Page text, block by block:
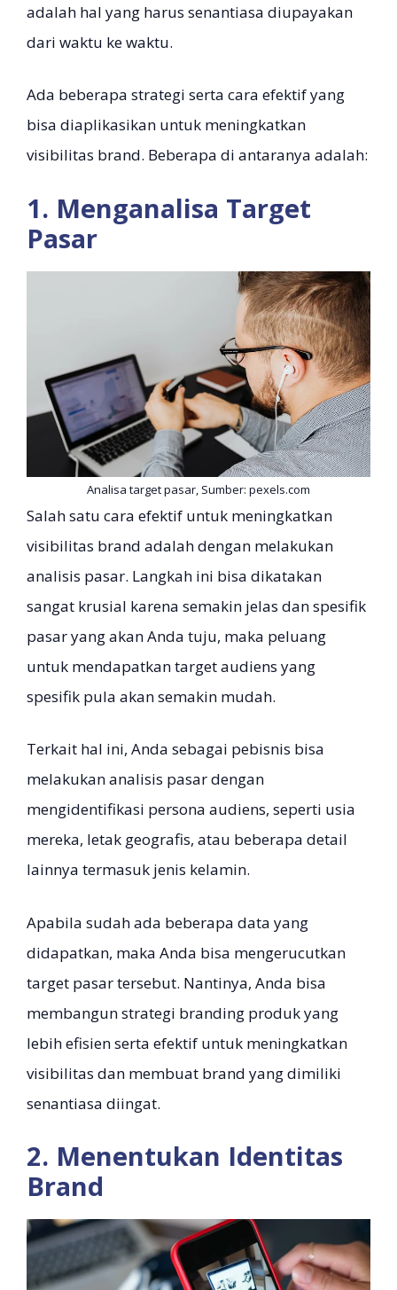
adalah hal yang harus senantiasa diupayakan
dari waktu ke waktu.
Ada beberapa strategi serta cara efektif yang
bisa diaplikasikan untuk meningkatkan
visibilitas brand. Beberapa di antaranya adalah:
1. Menganalisa Target
Pasar
Analisa target pasar, Sumber: pexels.com
Salah satu cara efektif untuk meningkatkan
visibilitas brand adalah dengan melakukan
analisis pasar. Langkah ini bisa dikatakan
sangat krusial karena semakin jelas dan spesifik
pasar yang akan Anda tuju, maka peluang
untuk mendapatkan target audiens yang
spesifik pula akan semakin mudah.
Terkait hal ini, Anda sebagai pebisnis bisa
melakukan analisis pasar dengan
mengidentifikasi persona audiens, seperti usia
mereka, letak geografis, atau beberapa detail
lainnya termasuk jenis kelamin.
Apabila sudah ada beberapa data yang
didapatkan, maka Anda bisa mengerucutkan
target pasar tersebut. Nantinya, Anda bisa
membangun strategi branding produk yang
lebih efisien serta efektif untuk meningkatkan
visibilitas dan membuat brand yang dimiliki
senantiasa diingat.
2. Menentukan Identitas
Brand